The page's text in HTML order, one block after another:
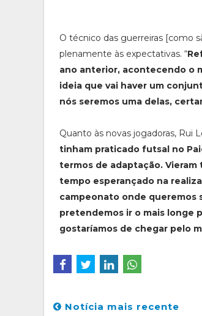
O técnico das guerreiras [como
plenamente às expectativas. “
ano anterior, acontecendo o
ideia que vai haver um
nós seremos uma delas,
Quanto às novas jogadoras, Rui
tinham praticado futsal no
termos de adaptação.
tempo esperançado na
campeonato onde queremos
pretendemos ir o mais longe
gostaríamos de chegar pelo
Notícia mais recente